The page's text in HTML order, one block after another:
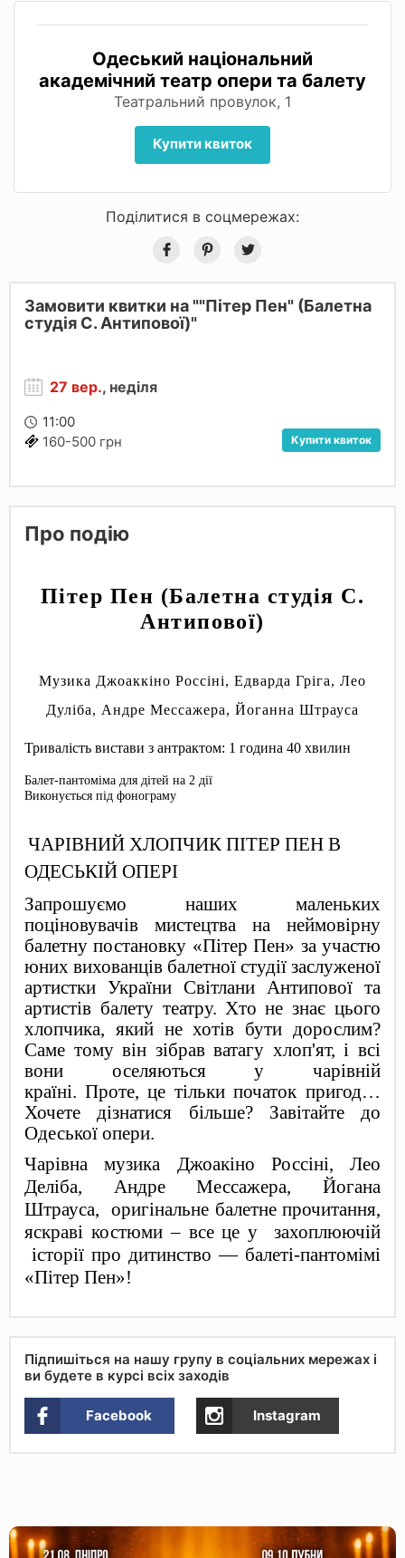
Одеський національний
академічний театр опери та балету
Театральний провулок, 1
Купити квиток
Поділитися в соцмережах:
Замовити квитки на ""Пітер Пен" (Балетна
студія С. Антипової)"
27 вер., неділя
11:00
160-500 грн
Купити квиток
Про подію
Пітер Пен (Балетна студія С.
Антипової)
Музика Джоаккіно Россіні, Едварда Гріга, Лео
Дуліба, Андре Мессажера, Йоганна Штрауса
Тривалість вистави з антрактом: 1 година 40 хвилин
Балет-пантоміма для дітей на 2 дії
Виконується під фонограму
ЧАРІВНИЙ ХЛОПЧИК ПІТЕР ПЕН В
ОДЕСЬКІЙ ОПЕРІ
Запрошуємо наших маленьких
поціновувачів мистецтва на неймовірну
балетну постановку «Пітер Пен» за участю
юних вихованців балетної студії заслуженої
артистки України Світлани Антипової та
артистів балету театру. Хто не знає цього
хлопчика, який не хотів бути дорослим?
Саме тому він зібрав ватагу хлоп'ят, і всі
вони оселяються у чарівній
країні. Проте, це тільки початок пригод…
Хочете дізнатися більше? Завітайте до
Одеської опери.
Чарівна музика Джоакіно Россіні, Лео
Деліба, Андре Мессажера, Йогана
Штрауса, оригінальне балетне прочитання,
яскраві костюми – все це у захоплюючій
історії про дитинство — балеті-пантомімі
«Пітер Пен»!
Підпишіться на нашу групу в соціальних мережах і
ви будете в курсі всіх заходів
Facebook Instagram